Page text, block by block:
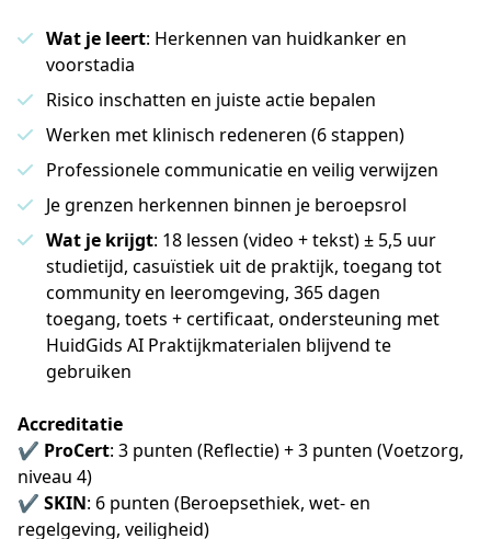
Wat je leert: Herkennen van huidkanker en
voorstadia
Risico inschatten en juiste actie bepalen
Werken met klinisch redeneren (6 stappen)
Professionele communicatie en veilig verwijzen
Je grenzen herkennen binnen je beroepsrol
Wat je krijgt: 18 lessen (video + tekst) ± 5,5 uur
studietijd, casuïstiek uit de praktijk, toegang tot
community en leeromgeving, 365 dagen
toegang, toets + certificaat, ondersteuning met
HuidGids AI Praktijkmaterialen blijvend te
gebruiken
Accreditatie
✔ ProCert: 3 punten (Reflectie) + 3 punten (Voetzorg,
niveau 4)
✔ SKIN: 6 punten (Beroepsethiek, wet- en
regelgeving, veiligheid)